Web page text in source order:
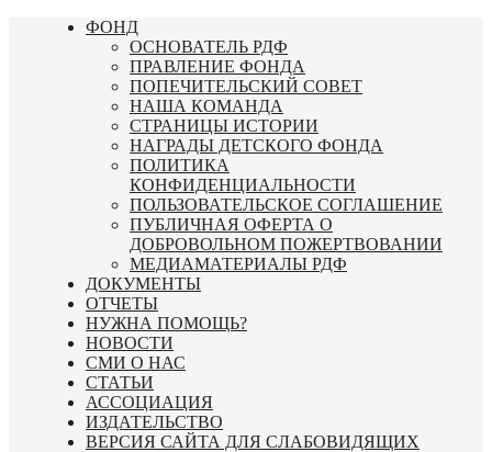
Перейти
ФОНД
ОСНОВАТЕЛЬ РДФ
ПРАВЛЕНИЕ ФОНДА
ПОПЕЧИТЕЛЬСКИЙ СОВЕТ
НАША КОМАНДА
СТРАНИЦЫ ИСТОРИИ
НАГРАДЫ ДЕТСКОГО ФОНДА
ПОЛИТИКА
КОНФИДЕНЦИАЛЬНОСТИ
ПОЛЬЗОВАТЕЛЬСКОЕ СОГЛАШЕНИЕ
ПУБЛИЧНАЯ ОФЕРТА О
ДОБРОВОЛЬНОМ ПОЖЕРТВОВАНИИ
МЕДИАМАТЕРИАЛЫ РДФ
ДОКУМЕНТЫ
ОТЧЕТЫ
НУЖНА ПОМОЩЬ?
НОВОСТИ
СМИ О НАС
СТАТЬИ
АССОЦИАЦИЯ
ИЗДАТЕЛЬСТВО
ВЕРСИЯ САЙТА ДЛЯ СЛАБОВИДЯЩИХ